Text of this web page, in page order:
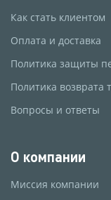
Как стать клиентом
Оплата и доставка
Политика защиты
Политика возврата
Вопросы и ответы
О компании
Миссия компании